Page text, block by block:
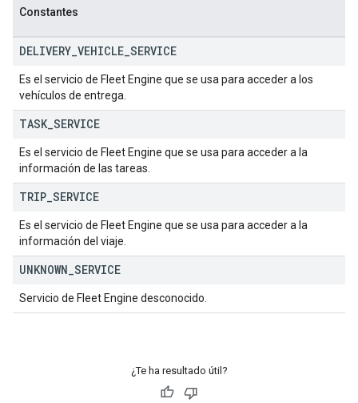
Constantes
DELIVERY VEHICLE SERVICE
Es el servicio de Fleet Engine que se usa para acceder a los
vehículos de entrega.
TASK SERVICE
Es el servicio de Fleet Engine que se usa para acceder a la
información de las tareas.
TRIP SERVICE
Es el servicio de Fleet Engine que se usa para acceder a la
información del viaje.
UNKNOWN SERVICE
Servicio de Fleet Engine desconocido.
¿Te ha resultado útil?